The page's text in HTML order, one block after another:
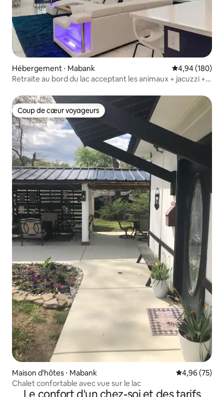
Hébergement ⋅ Mabank Évaluation
4,94 (180)
Retraite au bord du lac acceptant les animaux + jacuzzi +
Coup de cœur voyageurs
Coup de cœur voyageurs
Maison d'hôtes ⋅ Mabank Évaluation
4,96 (75)
Chalet confortable avec vue sur le lac